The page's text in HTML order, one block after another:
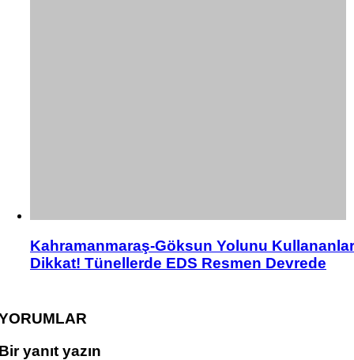
Kahramanmaraş-Göksun Yolunu Kullananlar
Dikkat! Tünellerde EDS Resmen Devrede
yanıt yazın